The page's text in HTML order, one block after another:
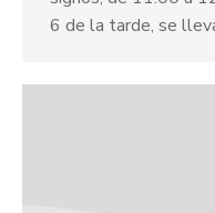
6 de la tarde, se